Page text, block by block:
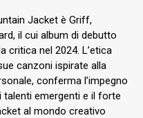
Jacket è Griff,
il cui album di debutto
critica nel 2024. L’etica
canzoni ispirate alla
conferma l’impegno
talenti emergenti e il forte
al mondo creativo